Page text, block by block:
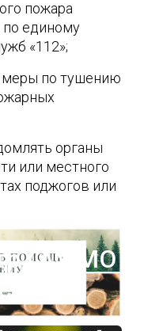
пожара
единому
«112»;
меры по тушению
органы
или местного
поджогов или
ГАУ МО